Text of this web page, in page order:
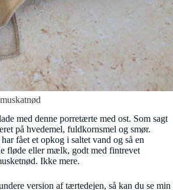
med denne porretærte med ost. Som sagt
på hvedemel, fuldkornsmel og smør.
fået et opkog i saltet vand og så en
fløde eller mælk, godt med fintrevet
Ikke mere.
version af tærtedejen, så kan du se min